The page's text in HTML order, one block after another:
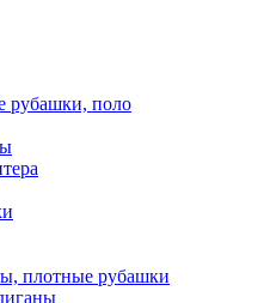
рубашки, поло
плотные рубашки